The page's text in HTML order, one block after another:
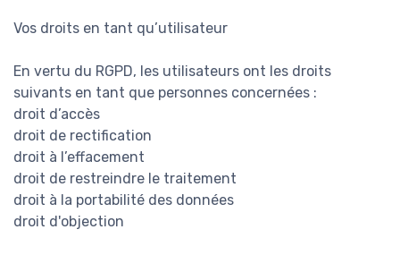
Vos droits en tant qu’utilisateur
En vertu du RGPD, les utilisateurs ont les droits
suivants en tant que personnes concernées :
droit d’accès
droit de rectification
droit à l’effacement
droit de restreindre le traitement
droit à la portabilité des données
droit d'objection